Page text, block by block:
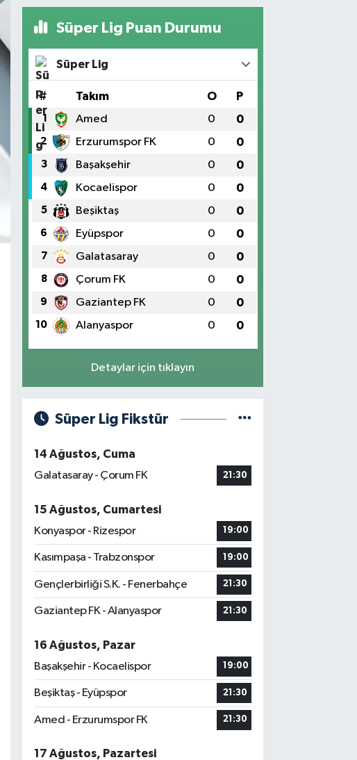
Süper Lig Puan Durumu
Süper Lig
# Takım O P
1 Amed 0 0
2 Erzurumspor FK 0 0
3 Başakşehir 0 0
4 Kocaelispor 0 0
5 Beşiktaş 0 0
6 Eyüpspor 0 0
7 Galatasaray 0 0
8 Çorum FK 0 0
9 Gaziantep FK 0 0
10 Alanyaspor 0 0
Detaylar için tıklayın
Süper Lig Fikstür
14 Ağustos, Cuma
Galatasaray - Çorum FK
21:30
15 Ağustos, Cumartesi
Konyaspor - Rizespor
19:00
Kasımpaşa - Trabzonspor 19:00
Gençlerbirliği S.K. - Fenerbahçe 21:30
Gaziantep FK - Alanyaspor 21:30
16 Ağustos, Pazar
Başakşehir - Kocaelispor
19:00
Beşiktaş - Eyüpspor 21:30
Amed - Erzurumspor FK 21:30
17 Ağustos, Pazartesi